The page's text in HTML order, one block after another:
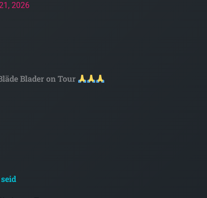
2026
Blader on Tour